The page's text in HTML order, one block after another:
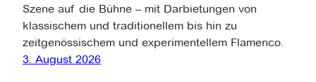
Szene auf die Bühne – mit Darbietungen von
klassischem und traditionellem bis hin zu
zeitgenössischem und experimentellem Flamenco.
3. August 2026